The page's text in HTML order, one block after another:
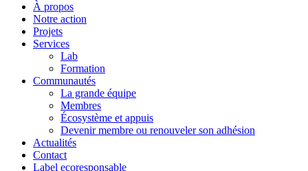
À propos
Notre action
Projets
Services
Lab
Formation
Communautés
La grande équipe
Membres
Écosystème et appuis
Devenir membre ou renouveler son adhésion
Actualités
Contact
Label ecoresponsable